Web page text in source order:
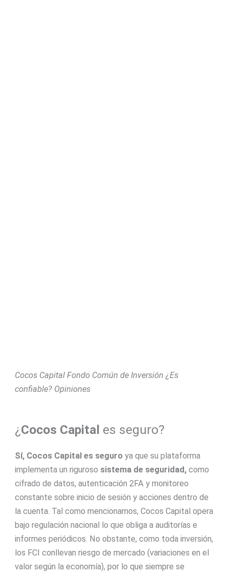
Cocos Capital Fondo Común de Inversión ¿Es
confiable? Opiniones
¿ Cocos Capital es seguro?
Sí, Cocos Capital es seguroya que su plataforma
implementa un riguroso sistema de seguridad, como
cifrado de datos, autenticación 2FA y monitoreo
constante sobre inicio de sesión y acciones dentro de
la cuenta. Tal como mencionamos, Cocos Capital opera
bajo regulación nacional lo que obliga a auditorías e
informes periódicos. No obstante, como toda inversión,
los FCI conllevan riesgo de mercado (variaciones en el
valor según la economía), por lo que siempre se